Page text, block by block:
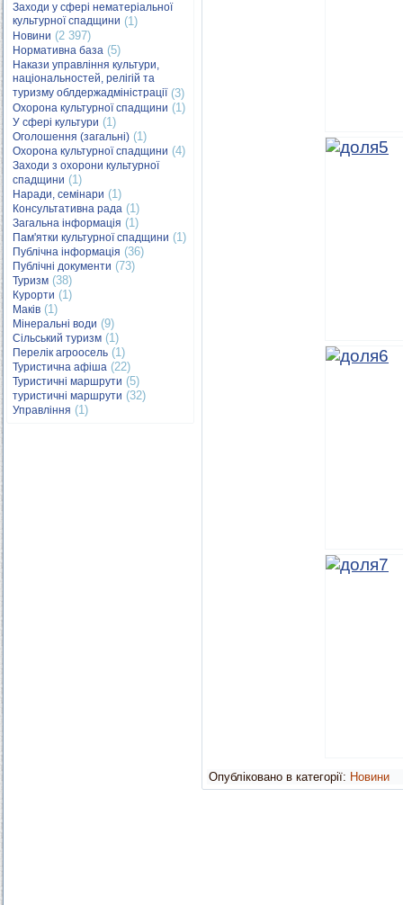
Заходи у сфері нематеріальної
культурної спадщини (1)
Новини (2 397)
Нормативна база (5)
Накази управління культури,
національностей, релігій та
туризму облдержадміністрації(3)
Охорона культурної спадщини (1)
У сфері культури (1)
Оголошення (загальні) (1)
Охорона культурної спадщини (4)
Заходи з охорони культурної
спадщини (1)
Наради, семінари (1)
Консультативна рада (1)
Загальна інформація (1)
Пам'ятки культурної спадщини (1)
Публічна інформація (36)
Публічні документи (73)
Туризм (38)
Курорти (1)
Маків (1)
Мінеральні води (9)
Сільський туризм (1)
Перелік агроосель (1)
Туристична афіша (22)
Туристичні маршрути (5)
туристичні маршрути (32)
Управління (1)
Опубліковано в категорії: Новини